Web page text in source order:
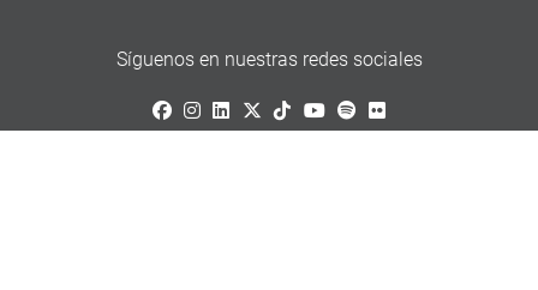
Síguenos en nuestras redes sociales